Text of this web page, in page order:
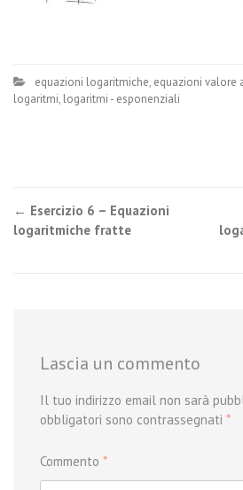
equazioni logaritmiche, equazioni valore
logaritmi, logaritmi - esponenziali
Post
navigation
← Esercizio 6 – Equazioni
logaritmiche fratte
Lascia un commento
Il tuo indirizzo email non sarà
obbligatori sono contrassegnati *
Commento *